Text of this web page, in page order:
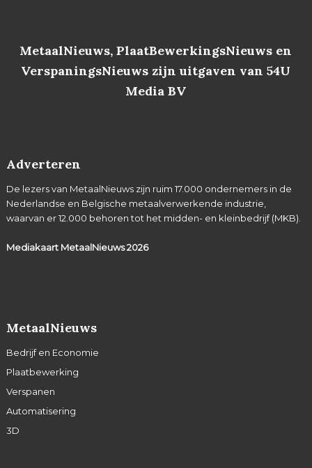
MetaalNieuws, PlaatBewerkingsNieuws en
VerspaningsNieuws zijn uitgaven van 54U
Media BV
Adverteren
De lezers van MetaalNieuws zijn ruim 17.000 ondernemers in de
Nederlandse en Belgische metaalverwerkende industrie,
waarvan er 12.000 behoren tot het midden- en kleinbedrijf (MKB).
Mediakaart MetaalNieuws2026
MetaalNieuws
Bedrijf en Economie
Plaatbewerking
Verspanen
Automatisering
3D